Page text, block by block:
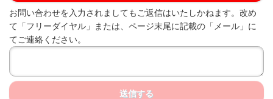
お問い合わせを入力されましてもご返信はいたしかねます。改め
て「フリーダイヤル」または、ページ末尾に記載の「メール」に
てご連絡ください。
送信する